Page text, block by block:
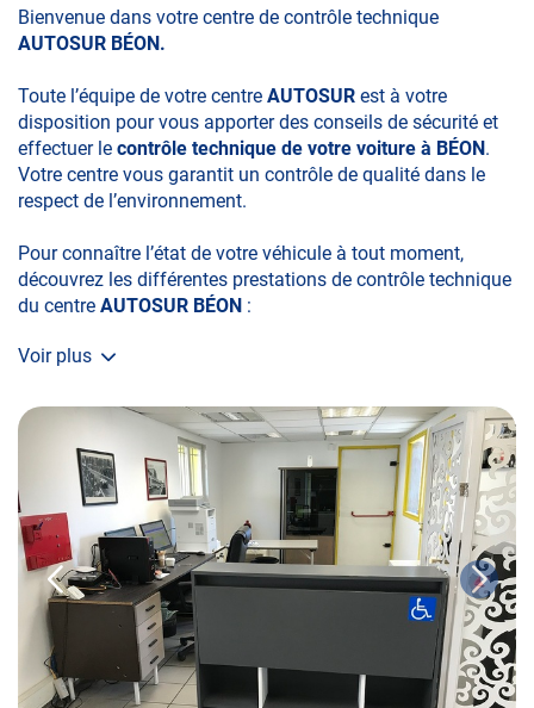
Bienvenue dans votre centre de contrôle technique
AUTOSUR BÉON.
Toute l’équipe de votre centre AUTOSUR est à votre
disposition pour vous apporter des conseils de sécurité et
effectuer le contrôle technique de votre voiture à BÉON .
Votre centre vous garantit un contrôle de qualité dans le
respect de l’environnement.
Pour connaître l’état de votre véhicule à tout moment,
découvrez les différentes prestations de contrôle technique
du centre AUTOSUR BÉON :
• le contrôle technique obligatoire
• la contre-visite
• le contrôle pollution
• le contrôle des véhicules hybrides ou électriques
• le contrôle technique des véhicules GPL/Gaz*
• le pré-contrôle contrôle technique ou contrôle technique
volontaire / partiel
N’attendez plus pour votre sécurité et faire vérifier votre
Voir plus